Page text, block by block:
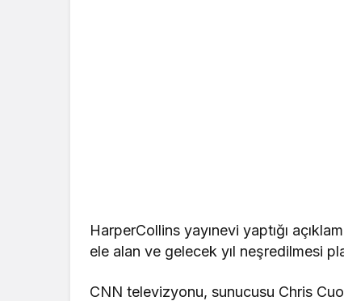
HarperCollins yayınevi yaptığı
ele alan ve gelecek yıl neşredilmesi
CNN televizyonu, sunucusu Chris